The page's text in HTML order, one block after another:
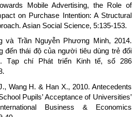
Mobile Advertising, the Role of
on Purchase Intention: A Structural
Asian Social Science, 5:135-153.
và Trần Nguyễn Phương Minh, 2014.
đến thái độ của người tiêu dùng trẻ đối
Tạp chí Phát triển Kinh tế, số 286
Wang H. & Han X., 2010. Antecedents
Pupils’ Acceptance of Universities’
Business & Economics